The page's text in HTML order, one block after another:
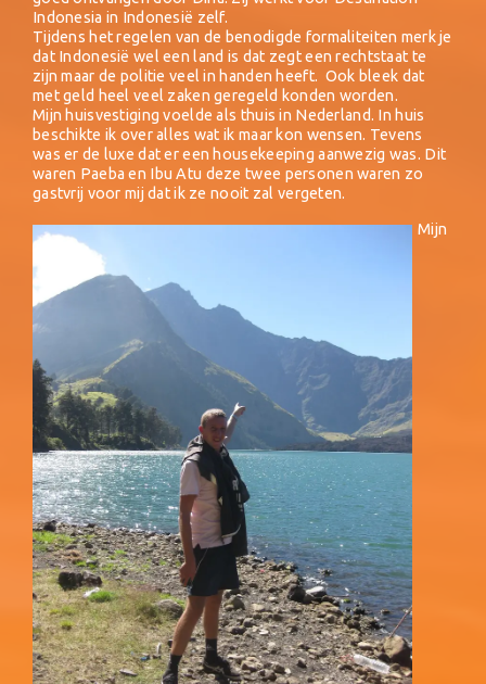
Indonesia in Indonesië zelf.
Tijdens het regelen van de benodigde formaliteiten merk je
dat Indonesië wel een land is dat zegt een rechtstaat te
zijn maar de politie veel in handen heeft. Ook bleek dat
met geld heel veel zaken geregeld konden worden.
Mijn huisvestiging voelde als thuis in Nederland. In huis
beschikte ik over alles wat ik maar kon wensen. Tevens
was er de luxe dat er een housekeeping aanwezig was. Dit
waren Paeba en Ibu Atu deze twee personen waren zo
gastvrij voor mij dat ik ze nooit zal vergeten.
Mijn